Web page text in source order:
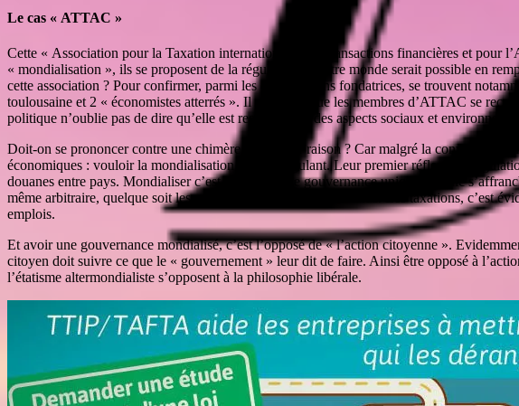
Le cas « ATTAC »
Cette « Association pour la Taxation internationale des Transactions financières et pour
« mondialisation », ils se proposent de la réguler : leur autre monde serait possible en
cette association ? Pour confirmer, parmi les organisations fondatrices, se trouvent
toulousaine et 2 « économistes atterrés ». Il va de soi que les membres d’ATTAC se
politique n’oublie pas de dire qu’elle est respectueuse des aspects sociaux et
Doit-on se prononcer contre une chimère pour avoir raison ? Car malgré la conviction
économiques : vouloir la mondialisation tout en régulant. Leur premier réflexe de
douanes entre pays. Mondialiser c’est aller vers une gouvernance unique et donc
même arbitraire, quelque soit les critères qui pourront être retenus. Les taxations, c’est
emplois.
Et avoir une gouvernance mondialisé, c’est l’opposé de « l’action citoyenne ».
citoyen doit suivre ce que le « gouvernement » leur dit de faire. Ainsi être opposé à
l’étatisme altermondialiste s’opposent à la philosophie libérale.